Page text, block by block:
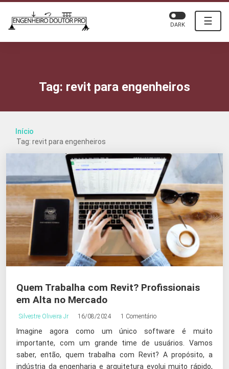
☰
DARK
Tag: revit para engenheiros
Início
Tag: revit para engenheiros
Quem Trabalha com Revit? Profissionais
em Alta no Mercado
Silvestre Oliveira Jr 16/08/2024 1 Comentário
Imagine agora como um único software é muito
importante, com um grande time de usuários. Vamos
saber, então, quem trabalha com Revit? A propósito, a
indústria da engenharia e arquitetura evolui muito rápido,